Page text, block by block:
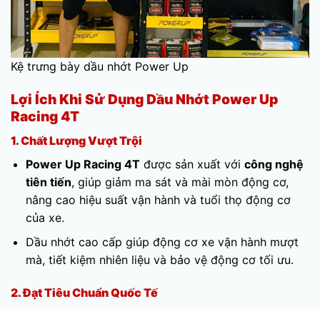
Kệ trưng bày dầu nhớt Power Up
Lợi Ích Khi Sử Dụng Dầu Nhớt Power Up
Racing 4T
1. Chất Lượng Vượt Trội
Power Up Racing 4Tđược sản xuất với công nghệ
tiên tiến, giúp giảm ma sát và mài mòn động cơ,
nâng cao hiệu suất vận hành và tuổi thọ động cơ
của xe.
Dầu nhớt cao cấp giúp động cơ xe vận hành mượt
mà, tiết kiệm nhiên liệu và bảo vệ động cơ tối ưu.
2. Đạt Tiêu Chuẩn Quốc Tế